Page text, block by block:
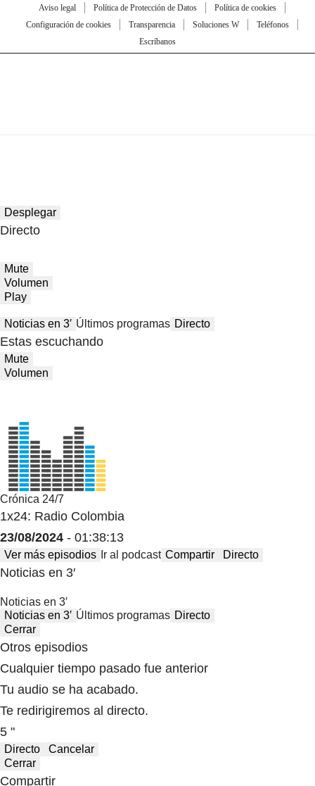
Aviso legal Política de Protección de Datos
Política de cookies
Configuración de cookies
Transparencia Soluciones W
Teléfonos
Escríbanos
Desplegar
Directo
Mute
Volumen
Play
Noticias en 3′ Últimos programas Directo
Estas escuchando
Mute
Volumen
Crónica 24/7
1x24: Radio Colombia
23/08/2024 - 01:38:13
Ver más episodios Ir al podcast Compartir Directo
Noticias en 3′
Noticias en 3′
Noticias en 3′ Últimos programas Directo
Cerrar
Otros episodios
Cualquier tiempo pasado fue anterior
Tu audio se ha acabado.
Te redirigiremos al directo.
5 "
Directo
Cancelar
Cerrar
Compartir